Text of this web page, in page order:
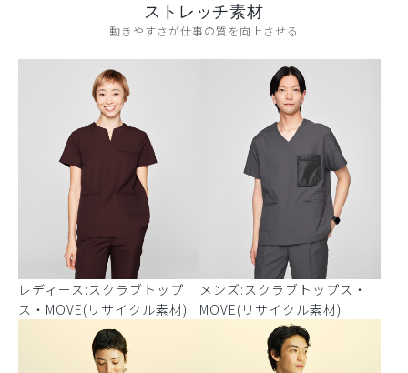
ストレッチ素材
動きやすさが仕事の質を向上させる
レディース:スクラブトップ
ス・MOVE(リサイクル素材)
メンズ:スクラブトップス・
MOVE(リサイクル素材)